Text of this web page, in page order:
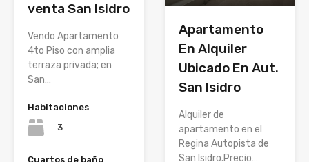
venta San Isidro
Vendo Apartamento
4to Piso con amplia
terraza privada; en
San…
Habitaciones
3
Cuartos de baño
Apartamento
En Alquiler
Ubicado En Aut.
San Isidro
Alquiler de
apartamento en el
Regina Autopista de
San Isidro.Precio…